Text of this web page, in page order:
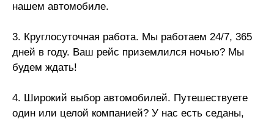
нашем автомобиле.
3. Круглосуточная работа. Мы работаем 24/7, 365
дней в году. Ваш рейс приземлился ночью? Мы
будем ждать!
4. Широкий выбор автомобилей. Путешествуете
один или целой компанией? У нас есть седаны,